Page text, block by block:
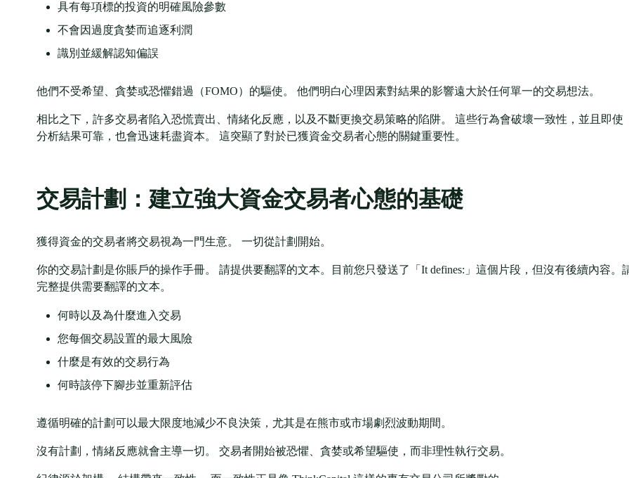
具有每項標的投資的明確風險參數
不會因過度貪婪而追逐利潤
識別並緩解認知偏誤
他們不受希望、貪婪或恐懼錯過（FOMO）的驅使。 他們明白心理因素對結果的影響遠大於任何單一的交易想法。
相比之下，許多交易者陷入恐慌賣出、情緒化反應，以及不斷更換交易策略的陷阱。 這些行為會破壞一致性，並且即使
分析結果可靠，也會迅速耗盡資本。 這突顯了對於已獲資金交易者心態的關鍵重要性。
交易計劃：建立強大資金交易者心態的基礎
獲得資金的交易者將交易視為一門生意。 一切從計劃開始。
你的交易計劃是你賬戶的操作手冊。 請提供要翻譯的文本。目前您只發送了「It defines:」這個片段，但沒有後續內容。
完整提供需要翻譯的文本。
何時以及為什麼進入交易
您每個交易設置的最大風險
什麼是有效的交易行為
何時該停下腳步並重新評估
遵循明確的計劃可以最大限度地減少不良決策，尤其是在熊市或市場劇烈波動期間。
沒有計劃，情緒反應就會主導一切。 交易者開始被恐懼、貪婪或希望驅使，而非理性執行交易。